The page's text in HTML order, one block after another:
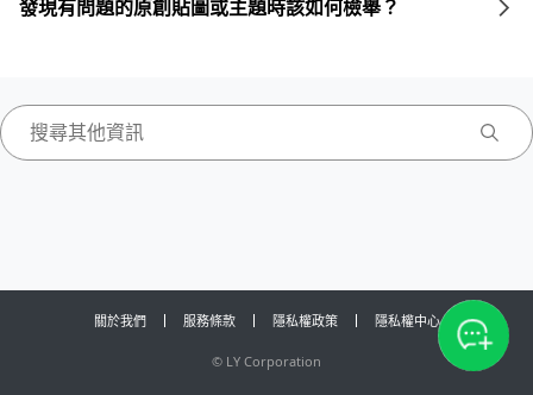
發現有問題的原創貼圖或主題時該如何檢舉？
關於我們 服務條款 隱私權政策 隱私權中心
© LY Corporation